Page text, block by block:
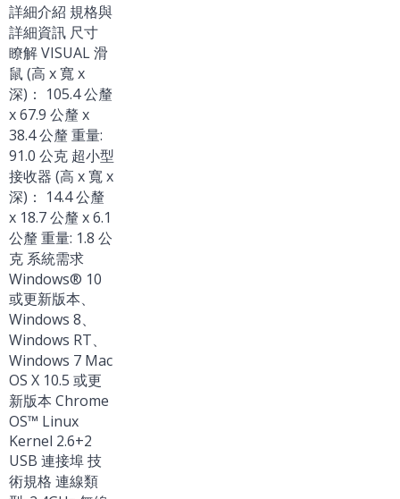
詳細介紹 規格與
詳細資訊 尺寸
瞭解 VISUAL 滑
鼠 (高 x 寬 x
深)： 105.4 公釐
x 67.9 公釐 x
38.4 公釐 重量:
91.0 公克 超小型
接收器 (高 x 寬 x
深)： 14.4 公釐
x 18.7 公釐 x 6.1
公釐 重量: 1.8 公
克 系統需求
Windows® 10
或更新版本、
Windows 8、
Windows RT、
Windows 7 Mac
OS X 10.5 或更
新版本 Chrome
OS™ Linux
Kernel 2.6+2
USB 連接埠 技
術規格 連線類